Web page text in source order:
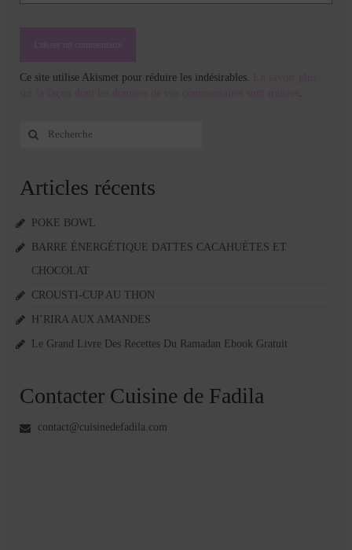
Ce site utilise Akismet pour réduire les indésirables.
Rechercher
Articles récents
POKE BOWL
BARRE ÉNERGÉTIQUE DATTES CACAHUÈTES ET
CHOCOLAT
CROUSTI-CUP AU THON
H’RIRA AUX AMANDES
Le Grand Livre Des Recettes Du Ramadan Ebook Gratuit
Contacter Cuisine de Fadila
contact@cuisinedefadila.com